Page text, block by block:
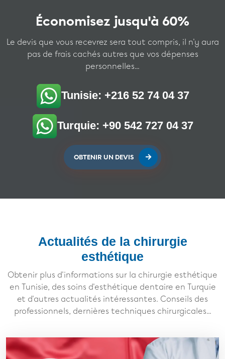
Économisez jusqu'à 60%
Le devis que vous recevrez sera tout compris, il n'y aura
pas de frais cachés autres que vos dépenses
personnelles...
Tunisie: +216 52 74 04 37
Turquie: +90 542 727 04 37
OBTENIR UN DEVIS
Actualités de la chirurgie
esthétique
Obtenir plus d'informations sur la chirurgie esthétique
en Tunisie, des soins d'esthétique dentaire en Turquie
et d'autres actualités intéressantes. Conseils des
professionnels, dernières techniques chirurgicales...